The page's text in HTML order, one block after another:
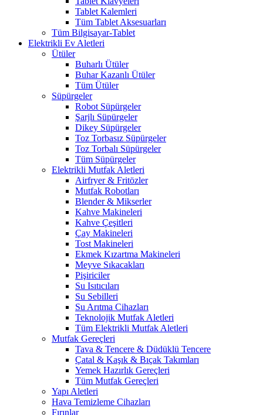
Tablet Kalemleri
Tüm Tablet Aksesuarları
Tüm Bilgisayar-Tablet
Elektrikli Ev Aletleri
Ütüler
Buharlı Ütüler
Buhar Kazanlı Ütüler
Tüm Ütüler
Süpürgeler
Robot Süpürgeler
Şarjlı Süpürgeler
Dikey Süpürgeler
Toz Torbasız Süpürgeler
Toz Torbalı Süpürgeler
Tüm Süpürgeler
Elektrikli Mutfak Aletleri
Airfryer & Fritözler
Mutfak Robotları
Blender & Mikserler
Kahve Makineleri
Kahve Çeşitleri
Çay Makineleri
Tost Makineleri
Ekmek Kızartma Makineleri
Meyve Sıkacakları
Pişiriciler
Su Isıtıcıları
Su Sebilleri
Su Arıtma Cihazları
Teknolojik Mutfak Aletleri
Tüm Elektrikli Mutfak Aletleri
Mutfak Gereçleri
Tava & Tencere & Düdüklü Tencere
Çatal & Kaşık & Bıçak Takımları
Yemek Hazırlık Gereçleri
Tüm Mutfak Gereçleri
Yapı Aletleri
Hava Temizleme Cihazları
Fırınlar